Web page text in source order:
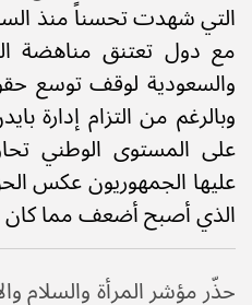
التي شهدت تحسناً منذ
مع دول تعتنق مناهضة
والسعودية لوقف توسع
وبالرغم من التزام إدارة
على المستوى الوطني
عليها الجمهوريون عكس
الذي أصبح أضعف مما كان
حذّر مؤشر المرأة والسلام